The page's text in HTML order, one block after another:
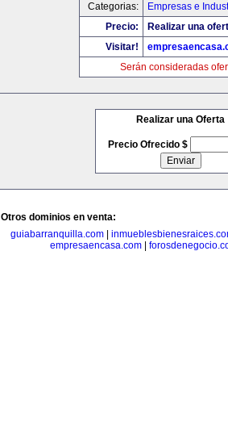
Categorias:
Empresas e
Precio:
Realizar una
Visitar!
Serán consideradas
Realizar una Oferta
Precio Ofrecido $
Otros dominios en venta:
guiabarranquilla.com|
empresaencasa.com|